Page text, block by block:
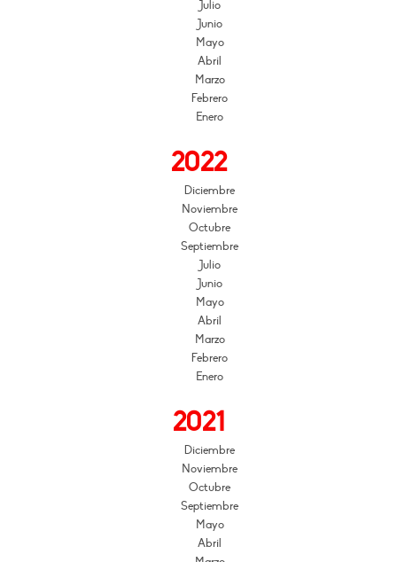
Julio
Junio
Mayo
Abril
Marzo
Febrero
Enero
2022
Diciembre
Noviembre
Octubre
Septiembre
Julio
Junio
Mayo
Abril
Marzo
Febrero
Enero
2021
Diciembre
Noviembre
Octubre
Septiembre
Mayo
Abril